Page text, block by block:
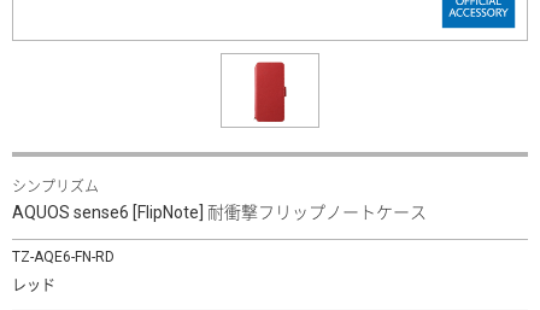
シンプリズム
AQUOS sense6 [FlipNote] 耐衝撃フリップノートケース
TZ-AQE6-FN-RD
レッド